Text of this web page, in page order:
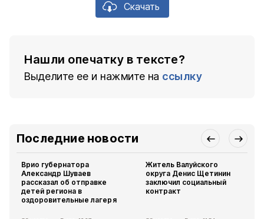
Скачать
Нашли опечатку в тексте?
Выделите ее и нажмите на ссылку
Последние новости
Врио губернатора
Александр Шуваев
рассказал об отправке
детей региона в
оздоровительные лагеря
Житель Валуйского
округа Денис Щетинин
заключил социальный
контракт